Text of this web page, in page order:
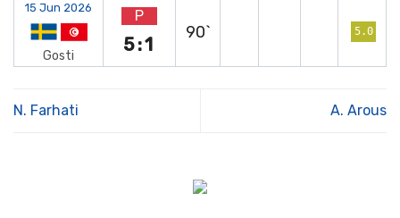
15 Jun 2026
Gosti
P
5:1
90` 5.0
N. Farhati A. Arous